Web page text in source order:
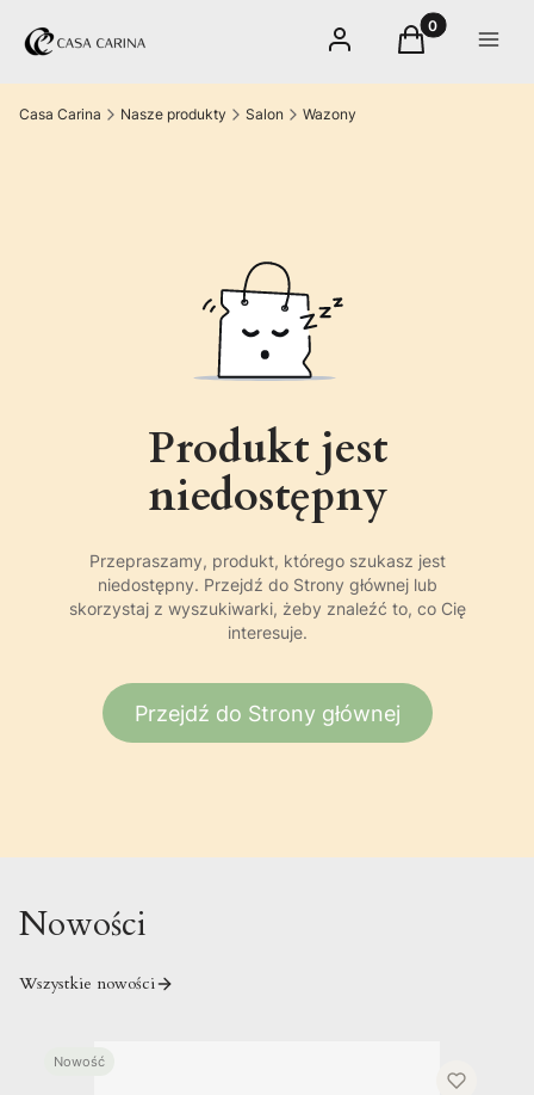
Zaloguj sięProdukty w
Koszyk Menu
Casa Carina Nasze produkty Salon Wazony
Produkt jest
niedostępny
Przepraszamy, produkt, którego szukasz jest
niedostępny. Przejdź do Strony głównej lub
skorzystaj z wyszukiwarki, żeby znaleźć to, co Cię
interesuje.
Przejdź do Strony głównej
Nowości
Wszystkie nowości
Nowość